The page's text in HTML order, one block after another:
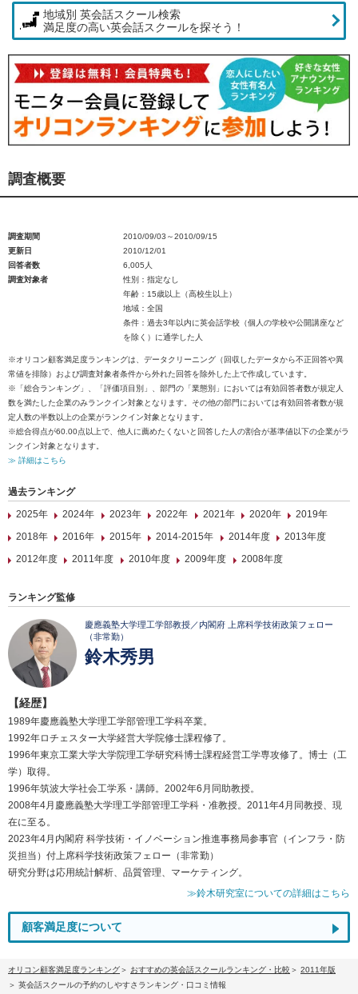
地域別 英会話スクール検索
満足度の高い英会話スクールを探そう！
調査概要
調査期間
2010/09/03～2010/09/15
更新日
2010/12/01
回答者数
6,005人
調査対象者
性別：指定なし
年齢：15歳以上（高校生以上）
地域：全国
条件：過去3年以内に英会話学校（個人の学校や公開講座など
を除く）に通学した人
※オリコン顧客満足度ランキングは、データクリーニング（回収したデータから不正回答や異
常値を排除）および調査対象者条件から外れた回答を除外した上で作成しています。
※「総合ランキング」、「評価項目別」、部門の「業態別」においては有効回答者数が規定人
数を満たした企業のみランクイン対象となります。その他の部門においては有効回答者数が規
定人数の半数以上の企業がランクイン対象となります。
※総合得点が60.00点以上で、他人に薦めたくないと回答した人の割合が基準値以下の企業がラ
ンクイン対象となります。
≫ 詳細はこちら
過去ランキング
2025年
2024年 2023年 2022年 2021年 2020年
2019年
2018年
2016年 2015年 2014-2015年 2014年度
2013年度
2012年度
2011年度 2010年度 2009年度 2008年度
ランキング監修
慶應義塾大学理工学部教授／内閣府 上席科学技術政策フェロー
（非常勤）
鈴木秀男
【経歴】
1989年慶應義塾大学理工学部管理工学科卒業。
1992年ロチェスター大学経営大学院修士課程修了。
1996年東京工業大学大学院理工学研究科博士課程経営工学専攻修了。博士（工
学）取得。
1996年筑波大学社会工学系・講師。2002年6月同助教授。
2008年4月慶應義塾大学理工学部管理工学科・准教授。2011年4月同教授、現
在に至る。
2023年4月内閣府 科学技術・イノベーション推進事務局参事官（インフラ・防
災担当）付上席科学技術政策フェロー（非常勤）
研究分野は応用統計解析、品質管理、マーケティング。
≫鈴木研究室についての詳細はこちら
顧客満足度について
オリコン顧客満足度ランキング おすすめの英会話スクールランキング・比較
2011年版
英会話スクールの予約のしやすさランキング・口コミ情報